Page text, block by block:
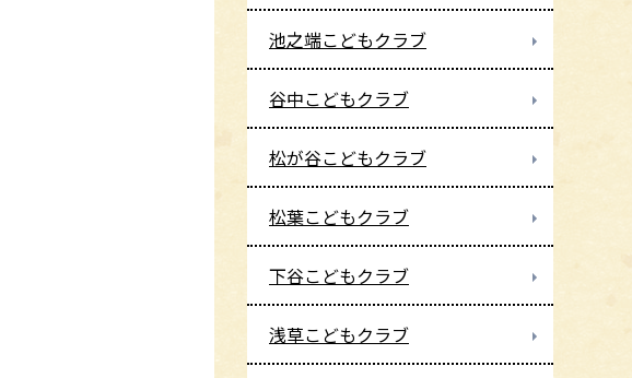
池之端こどもクラブ
谷中こどもクラブ
松が谷こどもクラブ
松葉こどもクラブ
下谷こどもクラブ
浅草こどもクラブ